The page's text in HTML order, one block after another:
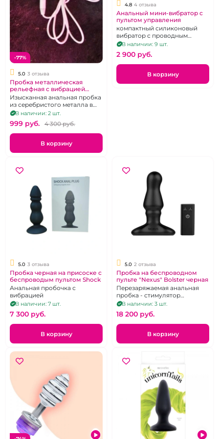
-77%
5.0 3 отзыва
Пробка металлическая
рельефная с вибрацией
"Runyu" и розовым
кристаллом.
Изысканная анальная пробка
из серебристого металла в
виде елочки.
В наличии: 2 шт.
999 pуб. 4 300 pуб.
В корзину
4.8 4 отзыва
Анальный мини-вибратор с
пультом управления
компактный силиконовый
вибратор с проводным
пультом, черный, на
батарейках
В наличии: 9 шт.
2 900 pуб.
В корзину
5.0 3 отзыва
Пробка черная на присоске с
беспроводым пультом Shock
Анальная пробочка с
вибрацией
В наличии: 7 шт.
7 300 pуб.
В корзину
5.0 2 отзыва
Пробка на беспроводном
пульте "Nexus" Bolster черная
Перезаряжаемая анальная
пробка - стимулятор
простаты с вибрацией,
изменяемым размером и
дистанционным
управлением.
В наличии: 3 шт.
18 200 pуб.
В корзину